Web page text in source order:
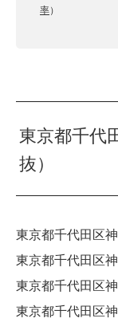
率）
東京都千代
抜）
東京都千代田区
東京都千代田区
東京都千代田区
東京都千代田区